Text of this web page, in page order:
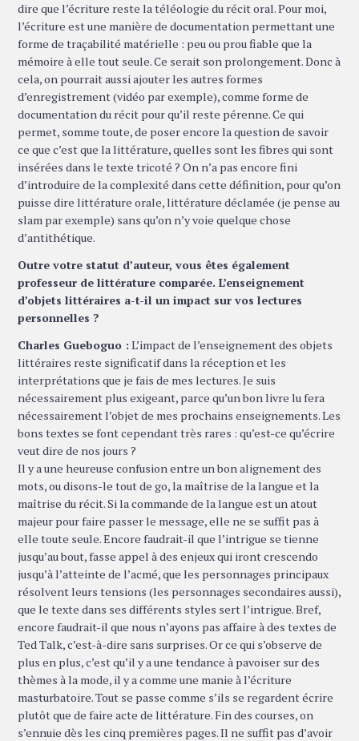
dire que l’écriture reste la téléologie du récit oral. Pour moi,
l’écriture est une manière de documentation permettant une
forme de traçabilité matérielle : peu ou prou fiable que la
mémoire à elle tout seule. Ce serait son prolongement. Donc à
cela, on pourrait aussi ajouter les autres formes
d’enregistrement (vidéo par exemple), comme forme de
documentation du récit pour qu’il reste pérenne. Ce qui
permet, somme toute, de poser encore la question de savoir
ce que c’est que la littérature, quelles sont les fibres qui sont
insérées dans le texte tricoté ? On n’a pas encore fini
d’introduire de la complexité dans cette définition, pour qu’on
puisse dire littérature orale, littérature déclamée (je pense au
slam par exemple) sans qu’on n’y voie quelque chose
d’antithétique.
Outre votre statut d’auteur, vous êtes également
professeur de littérature comparée. L’enseignement
d’objets littéraires a-t-il un impact sur vos lectures
personnelles ?
Charles Gueboguo : L’impact de l’enseignement des objets
littéraires reste significatif dans la réception et les
interprétations que je fais de mes lectures. Je suis
nécessairement plus exigeant, parce qu’un bon livre lu fera
nécessairement l’objet de mes prochains enseignements. Les
bons textes se font cependant très rares : qu’est-ce qu’écrire
veut dire de nos jours ?
Il y a une heureuse confusion entre un bon alignement des
mots, ou disons-le tout de go, la maîtrise de la langue et la
maîtrise du récit. Si la commande de la langue est un atout
majeur pour faire passer le message, elle ne se suffit pas à
elle toute seule. Encore faudrait-il que l’intrigue se tienne
jusqu’au bout, fasse appel à des enjeux qui iront crescendo
jusqu’à l’atteinte de l’acmé, que les personnages principaux
résolvent leurs tensions (les personnages secondaires aussi),
que le texte dans ses différents styles sert l’intrigue. Bref,
encore faudrait-il que nous n’ayons pas affaire à des textes de
Ted Talk, c’est-à-dire sans surprises. Or ce qui s’observe de
plus en plus, c’est qu’il y a une tendance à pavoiser sur des
thèmes à la mode, il y a comme une manie à l’écriture
masturbatoire. Tout se passe comme s’ils se regardent écrire
plutôt que de faire acte de littérature. Fin des courses, on
s’ennuie dès les cinq premières pages. Il ne suffit pas d’avoir